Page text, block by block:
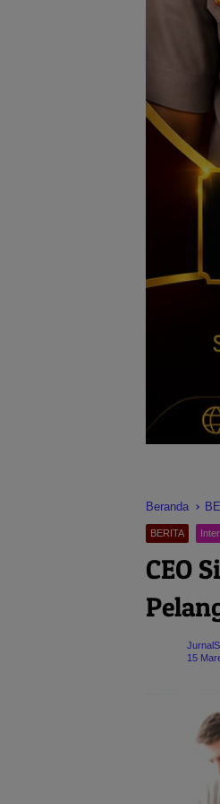
Beranda
BERITA
CEO
15